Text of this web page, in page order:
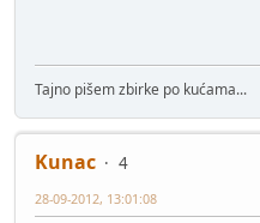
Tajno pišem zbirke po kućama...
Kunac
4
28-09-2012, 13:01:08